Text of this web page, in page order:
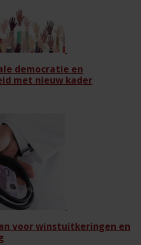
democratie en
met nieuw kader
voor winstuitkeringen en